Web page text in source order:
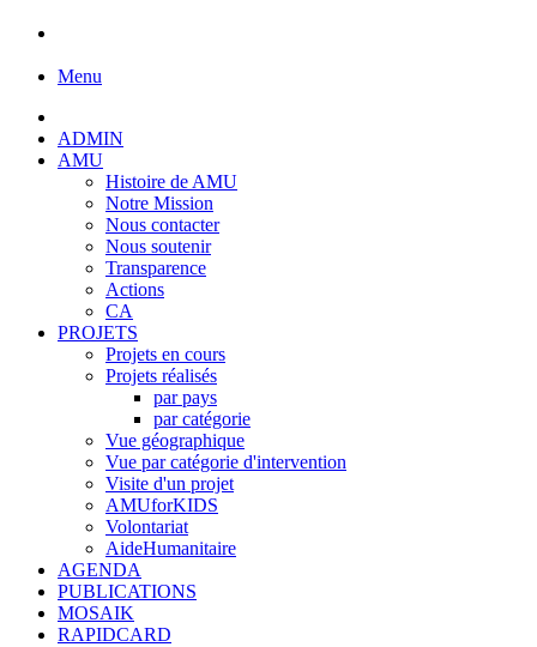
Menu
ADMIN
AMU
Histoire de AMU
Notre Mission
Nous contacter
Nous soutenir
Transparence
Actions
CA
PROJETS
Projets en cours
Projets réalisés
par pays
par catégorie
Vue géographique
Vue par catégorie d'intervention
Visite d'un projet
AMUforKIDS
Volontariat
AideHumanitaire
AGENDA
PUBLICATIONS
MOSAIK
RAPIDCARD